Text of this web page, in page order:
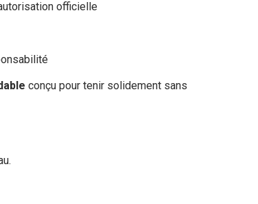
officielle
conçu pour tenir solidement sans